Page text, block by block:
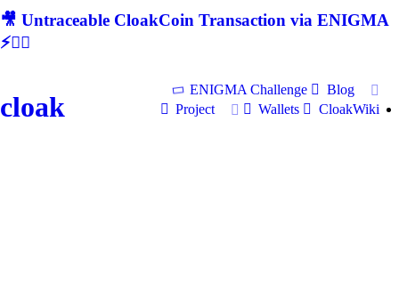
🎥 Untraceable CloakCoin Transaction via ENIGMA
⚡🕵‍♂
cloak
ENIGMA Challenge
Blog
Project
Wallets CloakWiki